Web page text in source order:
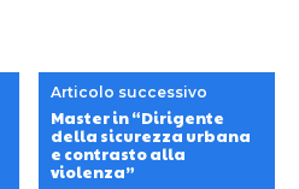
Articolo successivo
Master in “Dirigente
della sicurezza urbana
e contrasto alla
violenza”